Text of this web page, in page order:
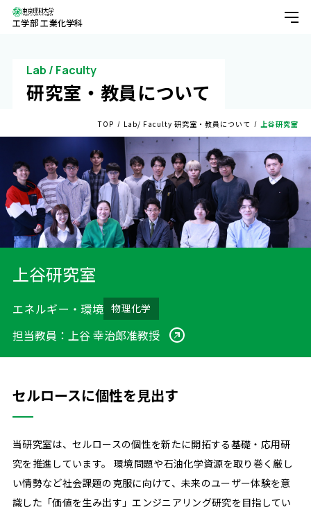
工学部 工業化学科
Learn
カリキュラム・授業紹介・単位
学生の1日（1年生の場合）
学生の1日（4年生の場合）
学生の1日（修士2年生の場合）
研究室・教員について
近藤研究室 kondo lab
伊村研究室
橋詰研究室hashizume lab
今堀研究室
杉本研究室 sugimoto lab
国村研究室kunimura lab
⽥中研究室tanaka lab
永⽥研究室nagata lab
Lab / Faculty
研究室・教員について
TOP Lab/ Faculty 研究室・教員について 上⾕研究室
上⾕研究室
エネルギー・環境 物理化学
担当教員： 上谷 幸治郎准教授
セルロースに個性を見出す
当研究室は、セルロースの個性を新たに開拓する基礎・応用研
究を推進しています。 環境問題や石油化学資源を取り巻く厳し
い情勢など社会課題の克服に向けて、未来のユーザー体験を意
識した「価値を生み出す」エンジニアリング研究を目指してい